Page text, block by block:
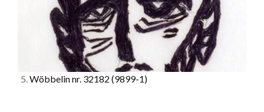
5.Wöbbelin nr. 32182 (9899-1)